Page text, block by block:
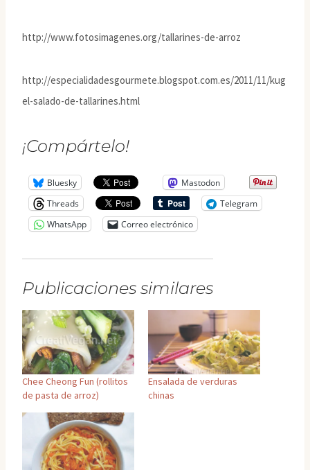
http://www.fotosimagenes.org/tallarines-de-arroz
http://especialidadesgourmete.blogspot.com.es/2011/11/kug
el-salado-de-tallarines.html
¡Compártelo!
Bluesky
Mastodon
Threads
Telegram
WhatsApp
Correo electrónico
Publicaciones similares
Chee Cheong Fun (rollitos
de pasta de arroz)
Ensalada de verduras
chinas